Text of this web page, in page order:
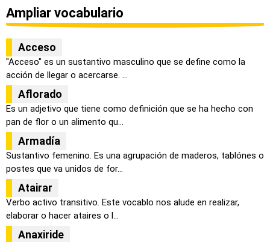
Ampliar vocabulario
Acceso
"Acceso" es un sustantivo masculino que se define como la
acción de llegar o acercarse. ...
Aflorado
Es un adjetivo que tiene como definición que se ha hecho con
pan de flor o un alimento qu...
Armadía
Sustantivo femenino. Es una agrupación de maderos, tablónes o
postes que va unidos de for...
Atairar
Verbo activo transitivo. Este vocablo nos alude en realizar,
elaborar o hacer ataires o l...
Anaxiride